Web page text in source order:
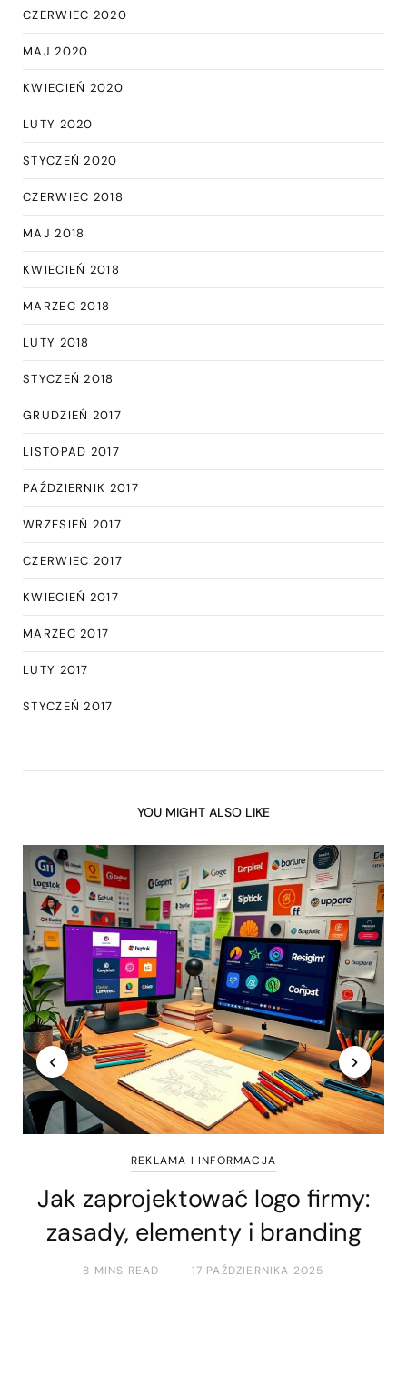
CZERWIEC 2020
MAJ 2020
KWIECIEŃ 2020
LUTY 2020
STYCZEŃ 2020
CZERWIEC 2018
MAJ 2018
KWIECIEŃ 2018
MARZEC 2018
LUTY 2018
STYCZEŃ 2018
GRUDZIEŃ 2017
LISTOPAD 2017
PAŹDZIERNIK 2017
WRZESIEŃ 2017
CZERWIEC 2017
KWIECIEŃ 2017
MARZEC 2017
LUTY 2017
STYCZEŃ 2017
YOU MIGHT ALSO LIKE
REKLAMA I INFORMACJA
Jak zaprojektować logo firmy:
zasady, elementy i branding
8 MINS READ 17 PAŹDZIERNIKA 2025